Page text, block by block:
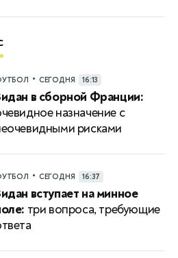
• СЕГОДНЯ 16:13
в сборной Франции:
назначение с
рисками
• СЕГОДНЯ 16:37
вступает на минное
три вопроса, требующие